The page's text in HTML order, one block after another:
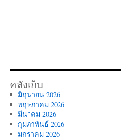
คลังเก็บ
มิถุนายน 2026
พฤษภาคม 2026
มีนาคม 2026
กุมภาพันธ์ 2026
มกราคม 2026